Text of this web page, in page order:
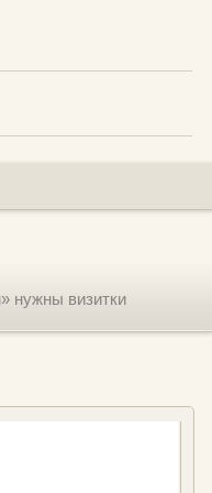
нужны визитки